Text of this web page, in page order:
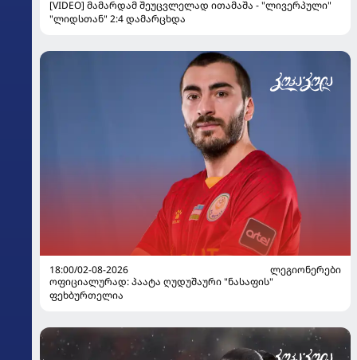
[VIDEO] მამარდამ შეუცვლელად ითამაშა - "ლივერპული"
"ლიდსთან" 2:4 დამარცხდა
18:00/02-08-2026
ᲚᲔᲒᲘᲝᲜᲔᲠᲔᲑᲘ
ოფიციალურად: პაატა ღუდუშაური "ნასაფის"
ფეხბურთელია